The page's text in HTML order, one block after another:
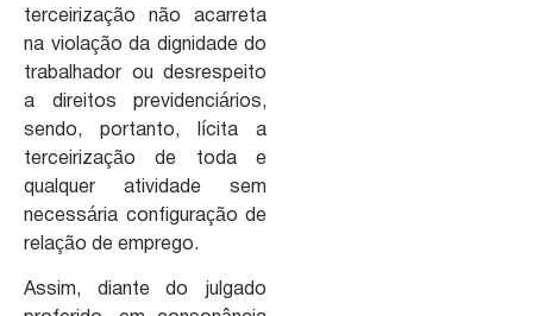
terceirização não acarreta
na violação da dignidade do
trabalhador ou desrespeito
a direitos previdenciários,
sendo, portanto, lícita a
terceirização de toda e
qualquer atividade sem
necessária configuração de
relação de emprego.
Assim, diante do julgado